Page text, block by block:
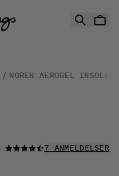
NOREN AEROGEL INSOLE
LES ALLE
7 ANMELDELSER